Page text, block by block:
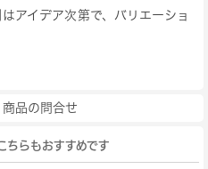
アイデア次第で、バリエーショ
商品の問合せ
ちらもおすすめです